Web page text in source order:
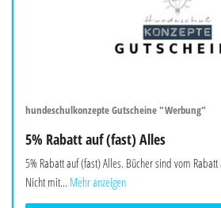
hundeschulkonzepte Gutscheine "Werbung"
5% Rabatt auf (fast) Alles
5% Rabatt auf (fast) Alles. Bücher sind vom
Nicht mit... Mehr anzeigen